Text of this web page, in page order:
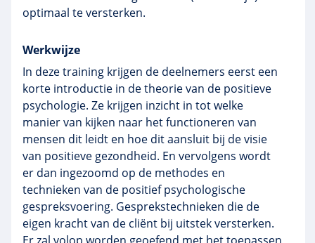
optimaal te versterken.
Werkwijze
In deze training krijgen de deelnemers eerst een
korte introductie in de theorie van de positieve
psychologie. Ze krijgen inzicht in tot welke
manier van kijken naar het functioneren van
mensen dit leidt en hoe dit aansluit bij de visie
van positieve gezondheid. En vervolgens wordt
er dan ingezoomd op de methodes en
technieken van de positief psychologische
gespreksvoering. Gesprekstechnieken die de
eigen kracht van de cliënt bij uitstek versterken.